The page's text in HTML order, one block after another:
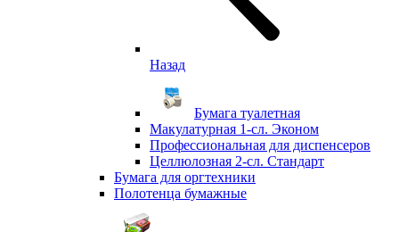
Назад
Бумага туалетная
Макулатурная 1-сл. Эконом
Профессиональная для диспенсеров
Целлюлозная 2-сл. Стандарт
Бумага для оргтехники
Полотенца бумажные